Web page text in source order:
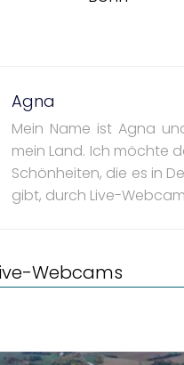
Agna
Mein Name ist Agna
mein Land. Ich möchte
Schönheiten, die es in
gibt, durch Live-
Webcams